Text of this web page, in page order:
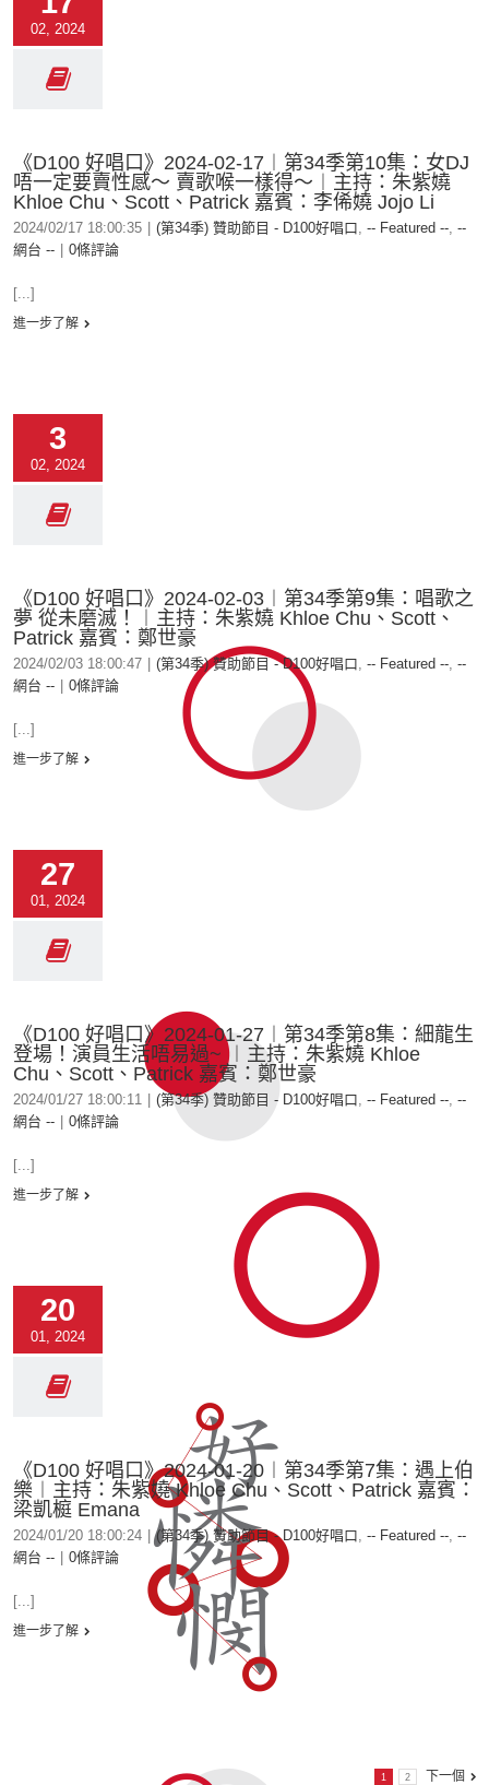
02, 2024
《D100 好唱口》2024-02-17︱第34季第10集：女DJ
唔一定要賣性感～ 賣歌喉一樣得～︱主持：朱紫嬈
Khloe Chu、Scott、Patrick 嘉賓：李俙嬈 Jojo Li
2024/02/17 18:00:35 (第34季) 贊助節目 - D100好唱口, -- Featured --, --
網台 --
0條評論
[...]
進一步了解
3
02, 2024
《D100 好唱口》2024-02-03︱第34季第9集：唱歌之
夢 從未磨滅！︱主持：朱紫嬈 Khloe Chu、Scott、
Patrick 嘉賓：鄭世豪
2024/02/03 18:00:47 (第34季) 贊助節目 - D100好唱口, -- Featured --, --
網台 --
0條評論
[...]
進一步了解
27
01, 2024
《D100 好唱口》2024-01-27︱第34季第8集：細龍生
登場！演員生活唔易過~ ︱主持：朱紫嬈 Khloe
Chu、Scott、Patrick 嘉賓：鄭世豪
2024/01/27 18:00:11 (第34季) 贊助節目 - D100好唱口, -- Featured --, --
網台 --
0條評論
[...]
進一步了解
20
01, 2024
《D100 好唱口》2024-01-20︱第34季第7集：遇上伯
樂︱主持：朱紫嬈 Khloe Chu、Scott、Patrick 嘉賓：
梁凱榳 Emana
2024/01/20 18:00:24 (第34季) 贊助節目 - D100好唱口, -- Featured --, --
網台 --
0條評論
[...]
進一步了解
1 2 下一個